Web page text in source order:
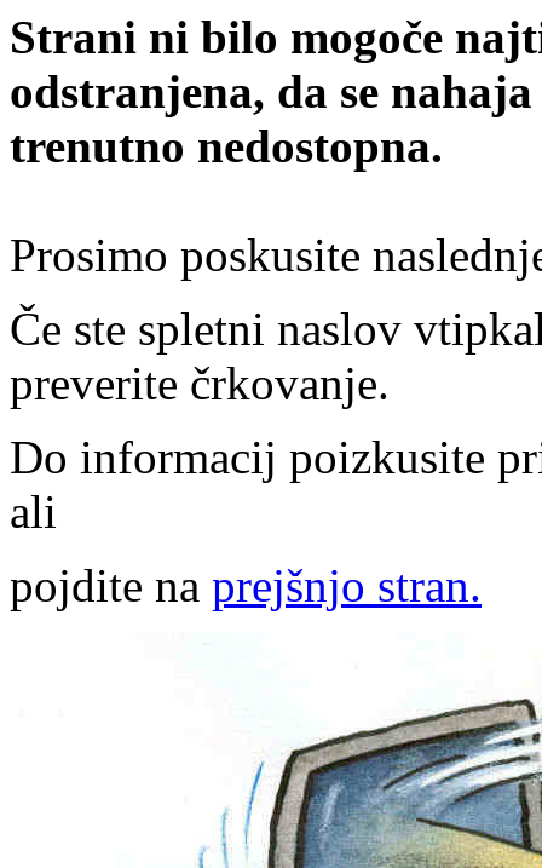
Strani ni bilo mogoče
odstranjena, da se
trenutno nedostopna.
Prosimo poskusite
Če ste spletni naslov
preverite črkovanje.
Do informacij poizkusite
ali
pojdite na prejšnjo stran.